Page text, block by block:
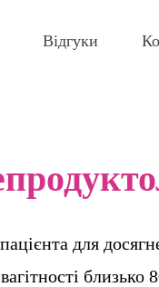
Відгуки
для
близько